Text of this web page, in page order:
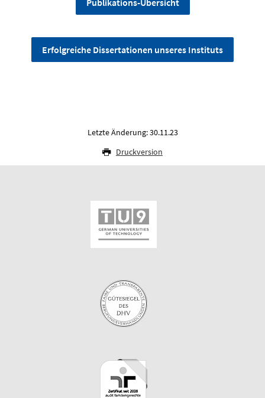
Publikations-Übersicht
Erfolgreiche Dissertationen unseres Instituts
Letzte Änderung: 30.11.23
Druckversion